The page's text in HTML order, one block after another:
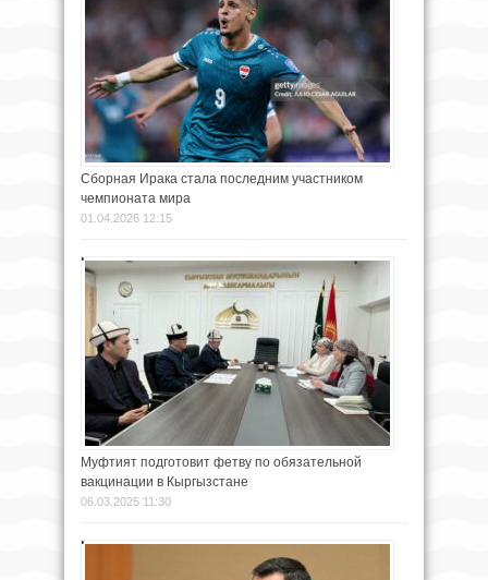
Сборная Ирака стала последним участником
чемпионата мира
01.04.2026 12:15
Муфтият подготовит фетву по обязательной
вакцинации в Кыргызстане
06.03.2025 11:30